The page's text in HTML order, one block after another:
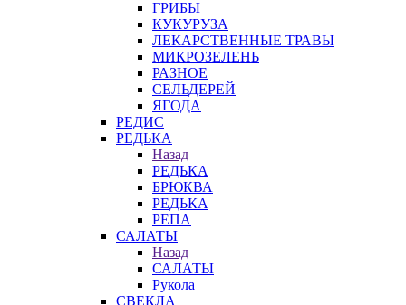
ГРИБЫ
КУКУРУЗА
ЛЕКАРСТВЕННЫЕ ТРАВЫ
МИКРОЗЕЛЕНЬ
РАЗНОЕ
СЕЛЬДЕРЕЙ
ЯГОДА
РЕДИС
РЕДЬКА
Назад
РЕДЬКА
БРЮКВА
РЕДЬКА
РЕПА
САЛАТЫ
Назад
САЛАТЫ
Рукола
СВЕКЛА